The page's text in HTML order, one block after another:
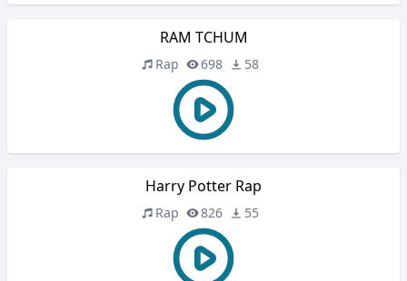
RAM TCHUM
Rap 698 58
Harry Potter Rap
Rap 826 55